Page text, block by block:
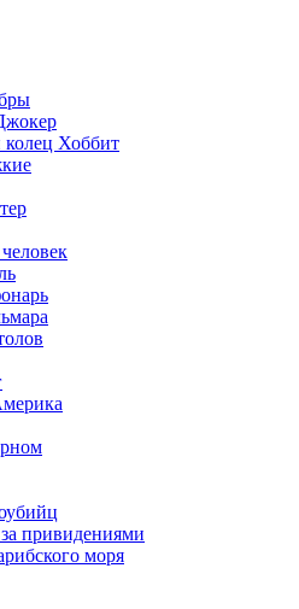
колец Хоббит
привидениями
моря